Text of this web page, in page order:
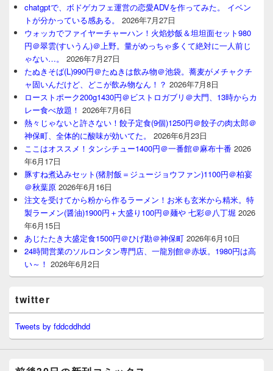
chatgptで、ボドゲカフェ運営の恋愛ADVを作ってみた。 イベン
トが分かっている感ある。
2026年7月27日
ウォッカでファイヤーチャーハン！火焰炒飯＆坦坦面セット980
円＠翠雲(すいうん)＠上野。量がめっちゃ多くて絶対に一人前じ
ゃない…。
2026年7月27日
たぬきそば(L)990円＠たぬきは飲み物＠池袋。蕎麦がメチャクチ
ャ固いんだけど、どこが飲み物なん！？ 2026年7月8日
ローストポーク200g1430円＠ビストロガブリ＠大門、13時からカ
レー食べ放題！ 2026年7月6日
熱々じゃないと許さない！餃子定食(9個)1250円＠餃子の肉太郎＠
神保町、全体的に酸味が効いてた。
2026年6月23日
ここはオススメ！タンシチュー1400円＠一番館＠麻布十番 2026
年6月17日
豚すね煮込みセット(猪肘飯＝ジュージョウファン)1100円＠柏宴
＠秋葉原 2026年6月16日
注文を受けてから粉から作るラーメン！お米も玄米から精米。特
製ラーメン(醤油)1900円＋大盛り100円＠麺や 七彩＠八丁堀 2026
年6月15日
あじたたき大盛定食1500円＠ひげ勘＠神保町 2026年6月10日
24時間営業のソルロンタン専門店、一龍別館＠赤坂。1980円は高
い～！ 2026年6月2日
twitter
Tweets by fddcddhdd